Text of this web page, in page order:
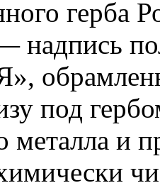
герба
— надпись
под
металла и